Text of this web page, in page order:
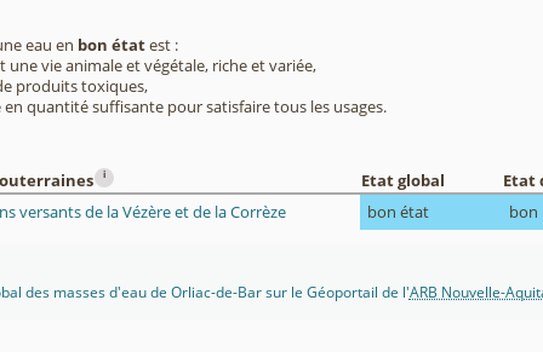
eau en bon étatest :
une vie animale et végétale, riche et variée,
produits toxiques,
quantité suffisante pour satisfaire tous les usages.
i Etat global
Etat
versants de la Vézère et de la Corrèze
bon état bon
des masses d'eau de Orliac-de-Bar sur le Géoportail de l'ARB Nouvelle-